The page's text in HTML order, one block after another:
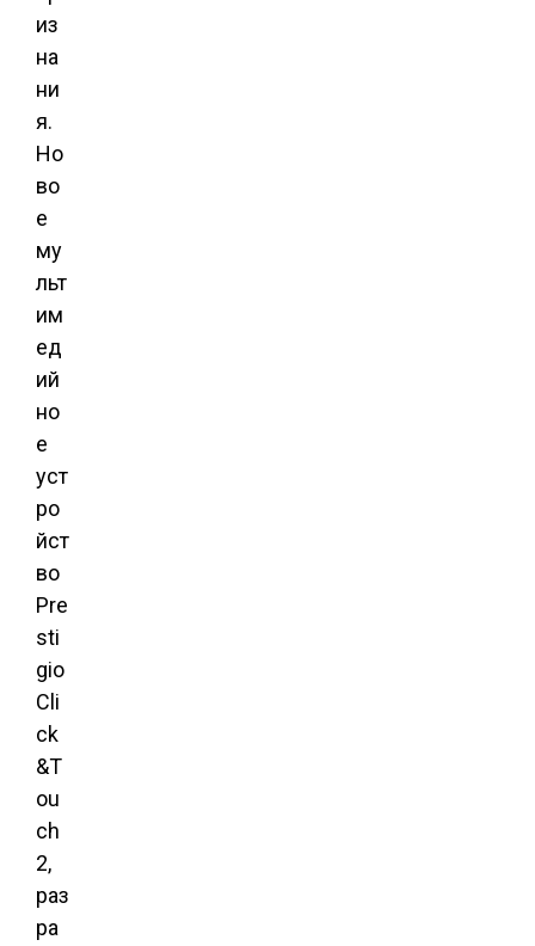
из
на
ни
я.
Но
во
е
му
льт
им
ед
ий
но
е
уст
ро
йст
во
Pre
sti
gio
Cli
ck
&T
ou
ch
2,
раз
ра